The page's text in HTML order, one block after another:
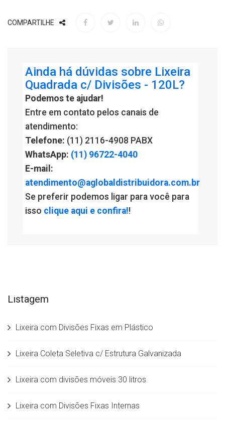
COMPARTILHE
Ainda há dúvidas sobre Lixeira
Quadrada c/ Divisões - 120L?
Podemos te ajudar!
Entre em contato pelos canais de
atendimento:
Telefone: (11) 2116-4908 PABX
WhatsApp: (11) 96722-4040
E-mail:
atendimento@aglobaldistribuidora.com.br
Se preferir podemos ligar para você para
isso clique aqui e confira!!
Listagem
Lixeira com Divisões Fixas em Plástico
Lixeira Coleta Seletiva c/ Estrutura Galvanizada
Lixeira com divisões móveis 30 litros
Lixeira com Divisões Fixas Internas